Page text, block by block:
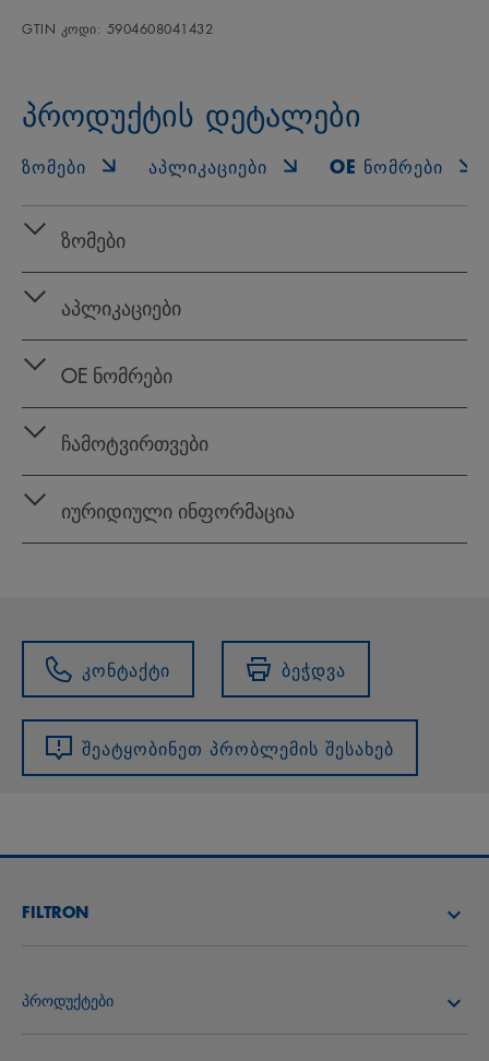
GTIN კოდი: 5904608041432
პროდუქტის დეტალები
ᲖᲝᲛᲔᲑᲘ ᲐᲞᲚᲘᲙᲐᲪᲘᲔᲑᲘ OE ᲜᲝᲛᲠᲔᲑᲘ
ზომები
აპლიკაციები
OE ნომრები
ჩამოტვირთვები
იურიდიული ინფორმაცია
კონტაქტი ბეჭდვა
შეატყობინეთ პრობლემის შესახებ
FILTRON
იპოვე დისტრიბიუტორი
პროდუქტები